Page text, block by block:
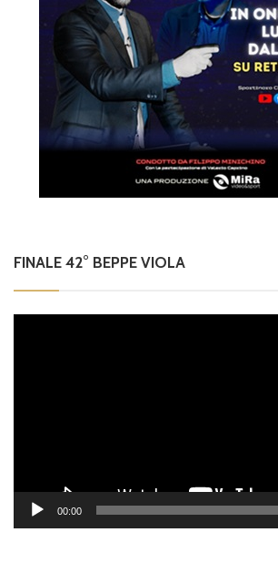
FINALE 42° BEPPE VIOLA
00:00